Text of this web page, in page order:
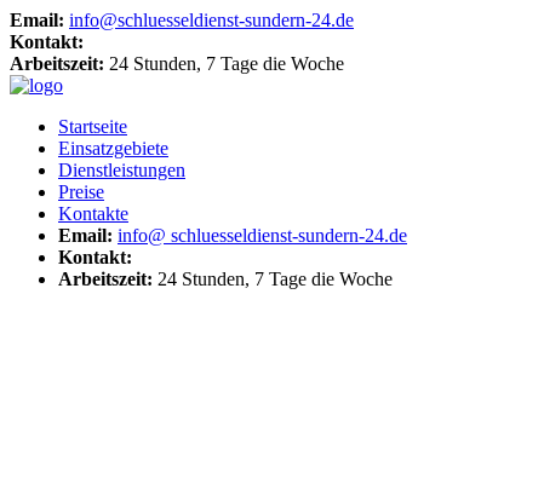
Email: info@schluesseldienst-sundern-24.de
Kontakt:
Arbeitszeit: 24 Stunden, 7 Tage die Woche
Startseite
Einsatzgebiete
Dienstleistungen
Preise
Kontakte
Email: info@ schluesseldienst-sundern-24.de
Kontakt:
Arbeitszeit: 24 Stunden, 7 Tage die Woche